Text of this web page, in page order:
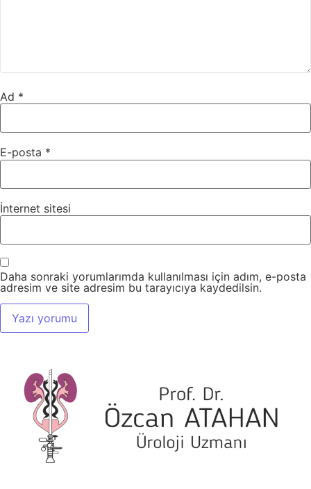
Ad *
E-posta *
İnternet sitesi
Daha sonraki yorumlarımda kullanılması için adım, e-posta
adresim ve site adresim bu tarayıcıya kaydedilsin.